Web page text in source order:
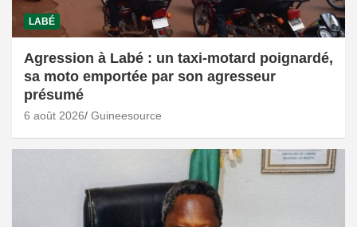
LABÉ
Agression à Labé : un taxi-motard poignardé,
sa moto emportée par son agresseur
présumé
6 août 2026 Guineesource